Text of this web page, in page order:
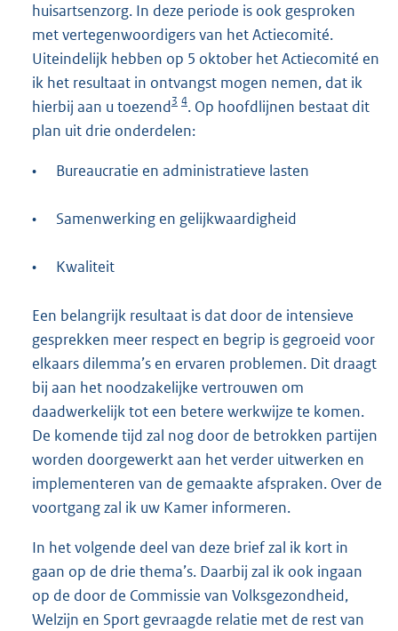
huisartsenzorg. In deze periode is ook gesproken
met vertegenwoordigers van het Actiecomité.
Uiteindelijk hebben op 5 oktober het Actiecomité en
ik het resultaat in ontvangst mogen nemen, dat ik
hierbij aan u toezend3 4. Op hoofdlijnen bestaat dit
plan uit drie onderdelen:
• Bureaucratie en administratieve lasten
• Samenwerking en gelijkwaardigheid
• Kwaliteit
Een belangrijk resultaat is dat door de intensieve
gesprekken meer respect en begrip is gegroeid voor
elkaars dilemma’s en ervaren problemen. Dit draagt
bij aan het noodzakelijke vertrouwen om
daadwerkelijk tot een betere werkwijze te komen.
De komende tijd zal nog door de betrokken partijen
worden doorgewerkt aan het verder uitwerken en
implementeren van de gemaakte afspraken. Over de
voortgang zal ik uw Kamer informeren.
In het volgende deel van deze brief zal ik kort in
gaan op de drie thema’s. Daarbij zal ik ook ingaan
op de door de Commissie van Volksgezondheid,
Welzijn en Sport gevraagde relatie met de rest van